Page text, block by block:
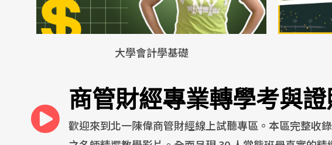
大學會計學基礎
商管財經專業轉學考與
歡迎來到北一陳偉商管財經線上試聽專區。本區完整收